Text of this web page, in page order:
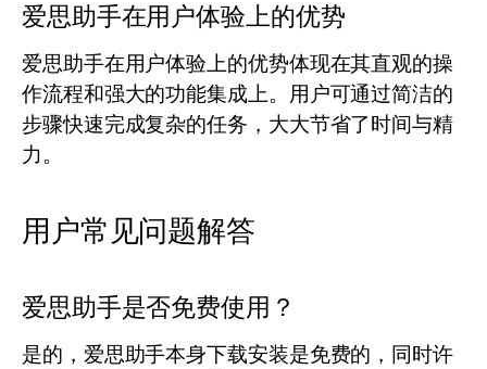
爱思助手在用户体验上的优势
爱思助手在用户体验上的优势体现在其直观的操
作流程和强大的功能集成上。用户可通过简洁的
步骤快速完成复杂的任务，大大节省了时间与精
力。
用户常见问题解答
爱思助手是否免费使用？
是的，爱思助手本身下载安装是免费的，同时许